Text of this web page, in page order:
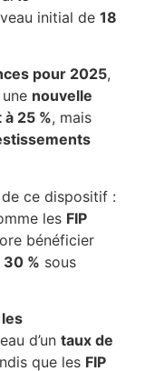
initial de18
pour 2025,
nouvelle
25 %, mais
ce dispositif :
les FIP
bénéficier
30 % sous
d’untaux de
que les FIP